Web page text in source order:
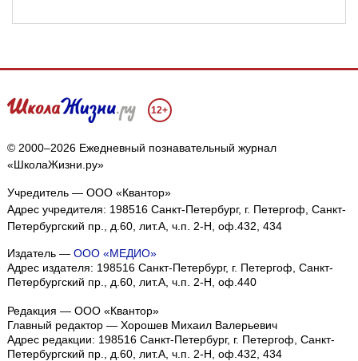
12+
© 2000–2026 Ежедневный познавательный журнал
«ШколаЖизни.ру»
Учредитель — ООО «Квантор»
Адрес учредителя: 198516 Санкт-Петербург, г. Петергоф, Санкт-
Петербургский пр., д.60, лит.А, ч.п. 2-Н, оф.432, 434
Издатель — ООО «МЕДИО»
Адрес издателя: 198516 Санкт-Петербург, г. Петергоф, Санкт-
Петербургский пр., д.60, лит.А, ч.п. 2-Н, оф.440
Редакция — ООО «Квантор»
Главный редактор — Хорошев Михаил Валерьевич
Адрес редакции: 198516 Санкт-Петербург, г. Петергоф Санкт-
Петербургский пр., д.60, лит.А, ч.п. 2-Н, оф.432, 434